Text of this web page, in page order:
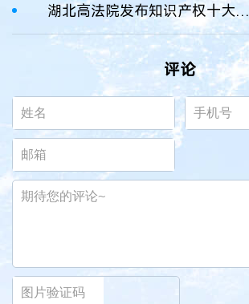
湖北高法院发布知识产权十大典型案例
评论